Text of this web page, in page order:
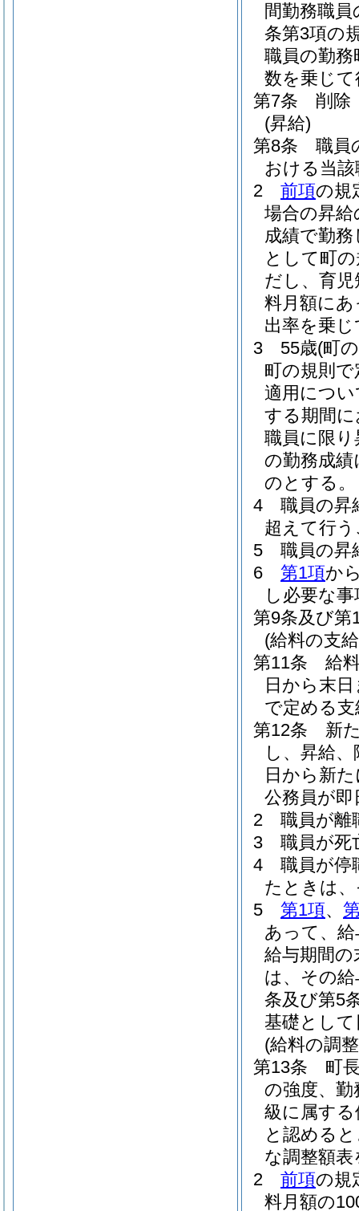
間勤務職
条第3項の
職員の勤
数を乗じ
第7条
削除
(昇給)
第8条
職員
おける当
2
前項の規
場合の昇
成績で勤
として町
だし、育
料月額に
出率を乗
3
55歳(町
町の規則
適用につ
する期間
職員に限
の勤務成
のとする。
4
職員の昇
超えて行
5
職員の昇
6
第1項か
し必要な
第9条及び第
(給料の支
第11条
給
日から末
で定める
第12条
新
し、昇給
日から新
公務員が
2
職員が離
3
職員が死
4
職員が停
たときは
5
第1項、
あって、
給与期間
は、その
条及び第5
基礎とし
(給料の調
第13条
町
の強度、
級に属す
と認める
な調整額
2
前項の規
料月額の